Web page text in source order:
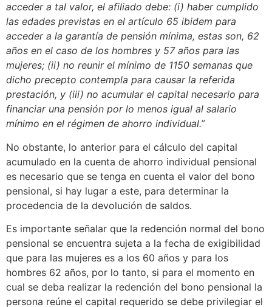
acceder a tal valor, el afiliado debe: (i) haber cumplido
las edades previstas en el artículo 65 ibidem para
acceder a la garantía de pensión mínima, estas son, 62
años en el caso de los hombres y 57 años para las
mujeres; (ii) no reunir el mínimo de 1150 semanas que
dicho precepto contempla para causar la referida
prestación, y (iii) no acumular el capital necesario para
financiar una pensión por lo menos igual al salario
mínimo en el régimen de ahorro individual.”
No obstante, lo anterior para el cálculo del capital
acumulado en la cuenta de ahorro individual pensional
es necesario que se tenga en cuenta el valor del bono
pensional, si hay lugar a este, para determinar la
procedencia de la devolución de saldos.
Es importante señalar que la redención normal del bono
pensional se encuentra sujeta a la fecha de exigibilidad
que para las mujeres es a los 60 años y para los
hombres 62 años, por lo tanto, si para el momento en
cual se deba realizar la redención del bono pensional la
persona reúne el capital requerido se debe privilegiar el